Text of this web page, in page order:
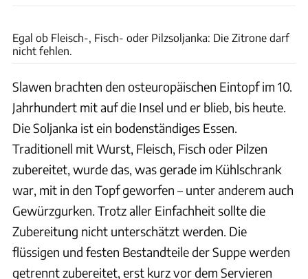
Egal ob Fleisch-, Fisch- oder Pilzsoljanka: Die Zitrone darf
nicht fehlen.
Slawen brachten den osteuropäischen Eintopf im 10.
Jahrhundert mit auf die Insel und er blieb, bis heute.
Die Soljanka ist ein bodenständiges Essen.
Traditionell mit Wurst, Fleisch, Fisch oder Pilzen
zubereitet, wurde das, was gerade im Kühlschrank
war, mit in den Topf geworfen – unter anderem auch
Gewürzgurken. Trotz aller Einfachheit sollte die
Zubereitung nicht unterschätzt werden. Die
flüssigen und festen Bestandteile der Suppe werden
getrennt zubereitet, erst kurz vor dem Servieren